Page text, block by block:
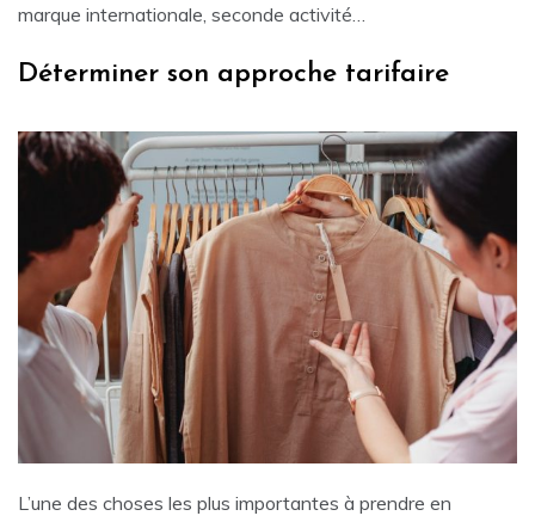
marque internationale, seconde activité…
Déterminer son approche tarifaire
L’une des choses les plus importantes à prendre en